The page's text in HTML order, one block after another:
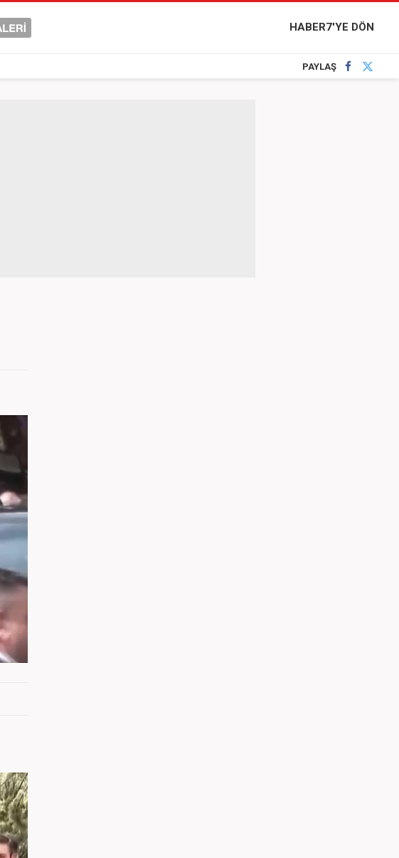
HABER7'YE DÖN
PAYLAŞ